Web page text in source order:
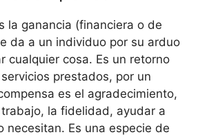
la ganancia (financiera o de
da a un individuo por su arduo
cualquier cosa. Es un retorno
prestados, por un
es el agradecimiento,
la fidelidad, ayudar a
necesitan. Es una especie de